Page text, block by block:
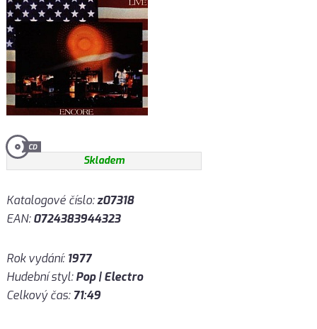
Skladem
Katalogové číslo:z07318
EAN:0724383944323
Rok vydání: 1977
Hudební styl:Pop | Electro
Celkový čas: 71:49